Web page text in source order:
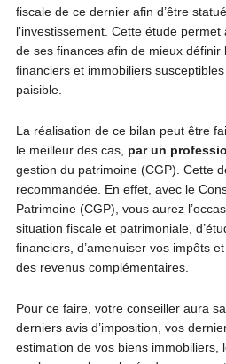
fiscale de ce dernier afin d’être
l’investissement. Cette étude permet
de ses finances afin de mieux définir
financiers et immobiliers
paisible.
La réalisation de ce bilan peut être
le meilleur des cas, par un
gestion du patrimoine (CGP). Cette
recommandée. En effet, avec le
Patrimoine (CGP), vous aurez
situation fiscale et patrimoniale,
financiers, d’amenuiser vos impôts
des revenus complémentaires.
Pour ce faire, votre conseiller aura
derniers avis d’imposition, vos
estimation de vos biens immobiliers,